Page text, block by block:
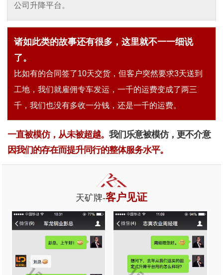
公司升降平台。
诸如此类的故事还有很多，这里就不一一细说
了。
比如有的合同签了10天交货，但客户突然要求3天送到
工地，我们就雇佣专车发运，一千的运费变成了两三
千，我们也没有多收一分钱，还是一千的运费。
一直被模仿，从未被超越。我们乐意被模仿，更不介意
因我们的存在而提升同行的整体服务水平。
天矿牌-客户见证